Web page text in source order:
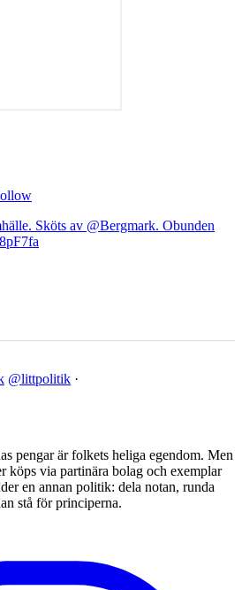
Sköts av @Bergmark. Obunden
@littpolitik ·
pengar är folkets heliga egendom. Men
köps via partinära bolag och exemplar
en annan politik: dela notan, runda
stå för principerna.